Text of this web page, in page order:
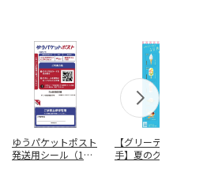
ゆうパケットポスト
発送用シール（1個
【グリーティング切
手】夏のグリーティ